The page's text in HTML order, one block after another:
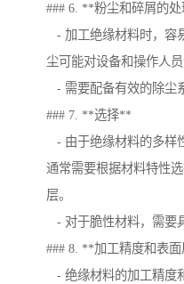
### 6. **粉尘和碎屑的
- 加工绝缘材料时，容
尘可能对设备和操作人员
- 需要配备有效的除尘
### 7. **选择**
- 由于绝缘材料的多样
通常需要根据材料特性
层。
- 对于脆性材料，需要
### 8. **加工精度和表
- 绝缘材料的加工精度